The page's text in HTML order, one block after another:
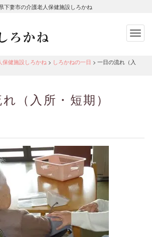
下妻市の介護老人保健施設しろかね
保健施設しろかね > しろかねの一日 >一日の流れ（入
（入所・短期）